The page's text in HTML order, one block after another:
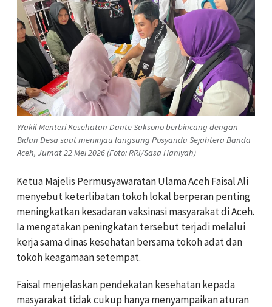
Wakil Menteri Kesehatan Dante Saksono berbincang dengan
Bidan Desa saat meninjau langsung Posyandu Sejahtera Banda
Aceh, Jumat 22 Mei 2026 (Foto: RRI/Sasa Haniyah)
Ketua Majelis Permusyawaratan Ulama Aceh Faisal Ali
menyebut keterlibatan tokoh lokal berperan penting
meningkatkan kesadaran vaksinasi masyarakat di Aceh.
Ia mengatakan peningkatan tersebut terjadi melalui
kerja sama dinas kesehatan bersama tokoh adat dan
tokoh keagamaan setempat.
Faisal menjelaskan pendekatan kesehatan kepada
masyarakat tidak cukup hanya menyampaikan aturan